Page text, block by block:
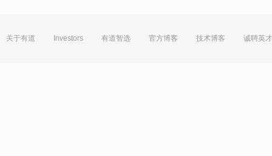
关于有道 Investors 有道智选 官方博客 技术博客 诚聘英才